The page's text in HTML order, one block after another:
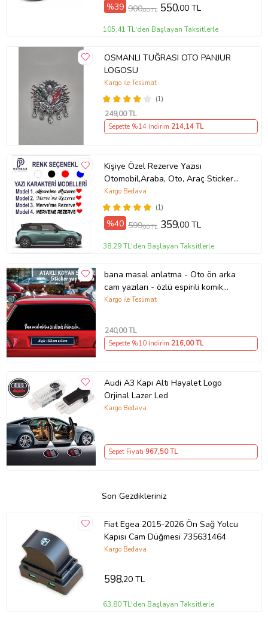
%39 900,00 TL 550,00 TL
105,41 TL'den Başlayan Taksitlerle
OSMANLI TUĞRASI OTO PANJUR
LOGOSU
(1)
Kargo ile Teslimat
249,00 TL
Sepette %14 İndirim 214,14 TL
Kişiye Özel Rezerve Yazısı
Otomobil,Araba, Oto, Araç Sticker
(Parlak Beyaz)
(1)
Kargo Bedava
%40 599,00 TL 359,00 TL
38,29 TL'den Başlayan Taksitlerle
bana masal anlatma - Oto ön arka
cam yazıları - özlü espirili komik
türkçe koyan sözler
Kargo ile Teslimat
240,00 TL
Sepette %10 İndirim 216,00 TL
Audi A3 Kapı Altı Hayalet Logo
Orjinal Lazer Led
Kargo Bedava
Sepet Fiyatı 967,50 TL
Son Gezdikleriniz
Fiat Egea 2015-2026 Ön Sağ Yolcu
Kapısı Cam Düğmesi 735631464
Kargo Bedava
598,20 TL
63,80 TL'den Başlayan Taksitlerle